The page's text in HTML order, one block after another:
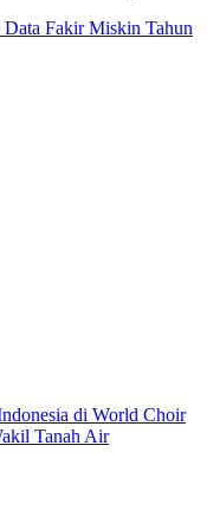
Fakir Miskin Tahun
di World Choir
Tanah Air